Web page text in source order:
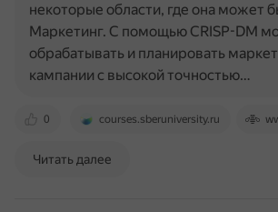
0 courses.sberuniversity.ru
некоторые области, где она может
Маркетинг. С помощью CRISP-DM
обрабатывать и планировать
кампании с высокой точностью…
Читать далее